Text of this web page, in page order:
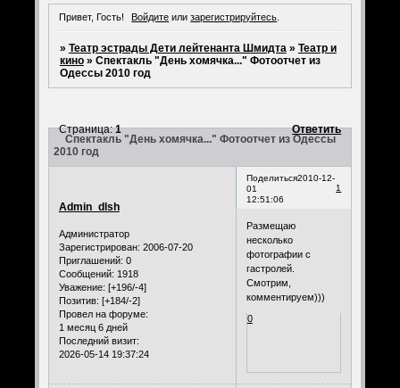
Привет, Гость! Войдите илизарегистрируйтесь.
» Театр эстрады Дети лейтенанта Шмидта » Театр и
кино » Спектакль "День хомячка..." Фотоотчет из
Одессы 2010 год
Спектакль "День хомячка..." Фотоотчет из Одессы
2010 год
Страница:1 Ответить
Поделиться
1
2010-12-
01
12:51:06
Admin_dlsh
Администратор
Зарегистрирован: 2006-07-20
Приглашений: 0
Сообщений: 1918
Уважение: [+196/-4]
Позитив: [+184/-2]
Провел на форуме:
1 месяц 6 дней
Последний визит:
2026-05-14 19:37:24
Размещаю
несколько
фотографии с
гастролей.
Смотрим,
комментируем)))
0